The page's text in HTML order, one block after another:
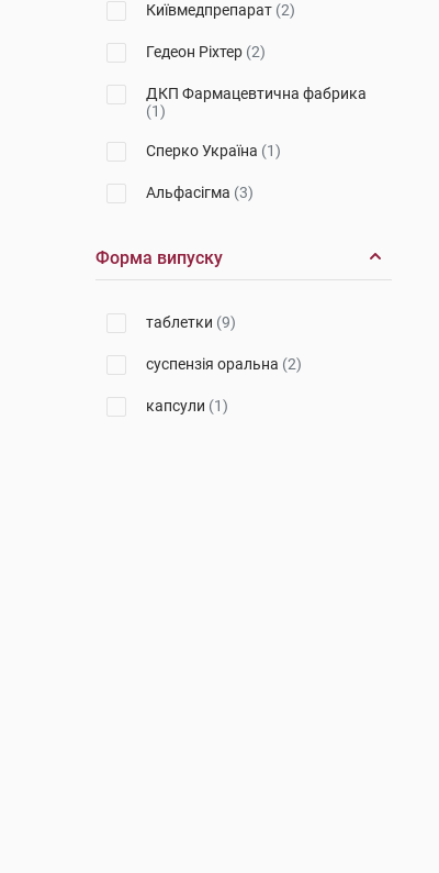
Київмедпрепарат (2)
Гедеон Ріхтер (2)
ДКП Фармацевтична фабрика
(1)
Сперко Україна (1)
Альфасігма (3)
Форма випуску
таблетки (9)
суспензія оральна (2)
капсули (1)